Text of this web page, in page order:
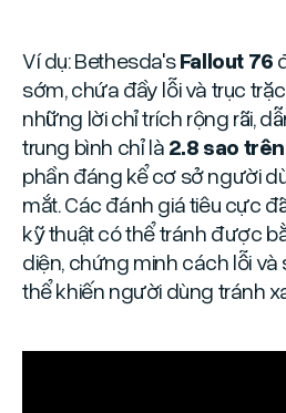
Ví dụ: Bethesda'sFallout 76
sớm, chứa đầy lỗi và trục
những lời chỉ trích rộng rãi,
trung bình chỉ là 2.8 sao
phần đáng kể cơ sở người
mắt. Các đánh giá tiêu cực
kỹ thuật có thể tránh được
diện, chứng minh cách lỗi
thể khiến người dùng tránh